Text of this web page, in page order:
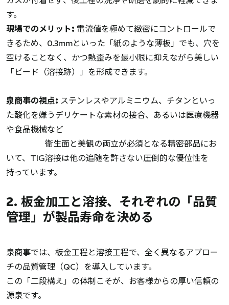
す。
現場でのメリット: 電流値を極めて緻密にコントロールで
きるため、0.3mmといった「紙のような薄板」でも、穴を
空けることなく、かつ熱歪みを最小限に抑えながら美しい
「ビード（溶接跡）」を形成できます。
泉商事の視点: ステンレスやアルミニウム、チタンといっ
た酸化を嫌うデリケートな素材の接合、あるいは医療機器
や食品機械など
衛生面と美観の両立が必須となる精密部品にお
いて、TIG溶接は他の追随を許さない圧倒的な優位性を
持っています。
2. 板金加工と溶接、それぞれの「品質
管理」が製品寿命を決める
泉商事では、板金工程と溶接工程で、全く異なるアプロー
チの品質管理（QC）を導入しています。
この「二段構え」の体制こそが、お客様からの厚い信頼の
源泉です。